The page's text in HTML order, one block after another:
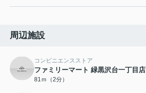
周辺施設
コンビニエンスストア
ファミリーマート 緑黒沢台一丁目店
81ｍ（2分）